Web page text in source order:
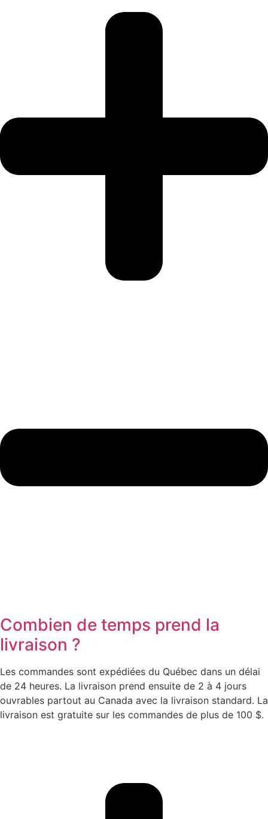
Combien de temps prend la
livraison ?
Les commandes sont expédiées du Québec dans un délai
de 24 heures. La livraison prend ensuite de 2 à 4 jours
ouvrables partout au Canada avec la livraison standard. La
livraison est gratuite sur les commandes de plus de 100 $.